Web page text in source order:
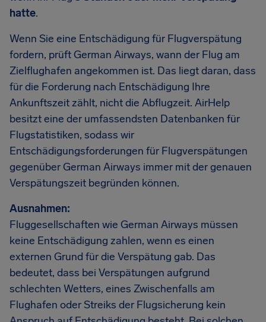
hatte.
Wenn Sie eine Entschädigung für Flugverspätung
fordern, prüft German Airways, wann der Flug am
Zielflughafen angekommen ist. Das liegt daran, dass
für die Forderung nach Entschädigung Ihre
Ankunftszeit zählt, nicht die Abflugzeit. AirHelp
besitzt eine der umfassendsten Datenbanken für
Flugstatistiken, sodass wir
Entschädigungsforderungen für Flugverspätungen
gegenüber German Airways immer mit der genauen
Verspätungszeit begründen können.
Ausnahmen:
Fluggesellschaften wie German Airways müssen
keine Entschädigung zahlen, wenn es einen
externen Grund für die Verspätung gab. Das
bedeutet, dass bei Verspätungen aufgrund
schlechten Wetters, eines Zwischenfalls am
Flughafen oder Streiks der Flugsicherung kein